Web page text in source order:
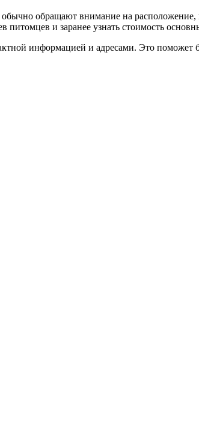
обращают внимание на
питомцев и заранее узнать стоимость
информацией и адресами. Это поможет